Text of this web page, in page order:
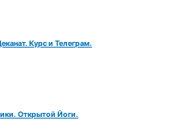
Курс и Телеграм.
Открытой Йоги.